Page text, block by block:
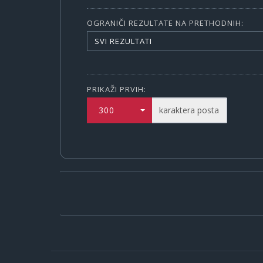
OGRANIČI REZULTATE NA PRETHODNIH:
SVI REZULTATI
PRIKAŽI PRVIH:
300 karaktera posta